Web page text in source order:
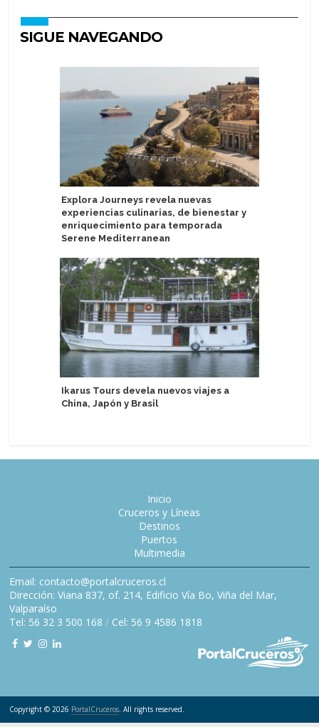
SIGUE NAVEGANDO
Explora Journeys revela nuevas
experiencias culinarias, de bienestar y
enriquecimiento para temporada
Serene Mediterranean
Ikarus Tours devela nuevos viajes a
China, Japón y Brasil
Inicio
Cruceros y Líneas
Destinos
Puertos
Multimedia
Email: contacto@portalcruceros.cl
Dirección: Viana 837, of. 214, Edificio Vía Bo, Viña del Mar,
Valparaíso
Tel: 56 32 3 500 168 / Cel: 56 9 4586 1818
Copyright © 2026 PortalCruceros. All rights reserved.